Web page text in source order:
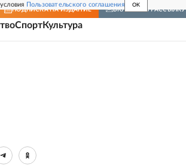
Пользовательского соглашения OK
ПОДПИСКА НА ИЗДАНИЕ ВКЛЮЧИТЬ РАССЫЛКУ
СпортКультура